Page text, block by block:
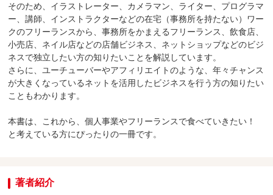
そのため、イラストレーター、カメラマン、ライター、プログラマ
ー、講師、インストラクターなどの在宅（事務所を持たない）ワー
クのフリーランスから、事務所をかまえるフリーランス、飲食店、
小売店、ネイル店などの店舗ビジネス、ネットショップなどのビジ
ネスで独立したい方の知りたいことを解説しています。
さらに、ユーチューバーやアフィリエイトのような、年々チャンス
が大きくなっているネットを活用したビジネスを行う方の知りたい
こともわかります。
本書は、これから、個人事業やフリーランスで食べていきたい！
と考えている方にぴったりの一冊です。
著者紹介